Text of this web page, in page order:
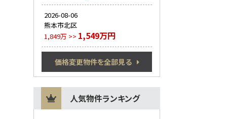
2026-08-06
熊本市北区
1,849万 >> 1,549万円
価格変更物件を全部見る
人気物件ランキング